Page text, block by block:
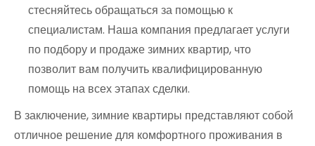
стесняйтесь обращаться за помощью к
специалистам. Наша компания предлагает услуги
по подбору и продаже зимних квартир, что
позволит вам получить квалифицированную
помощь на всех этапах сделки.
В заключение, зимние квартиры представляют собой
отличное решение для комфортного проживания в